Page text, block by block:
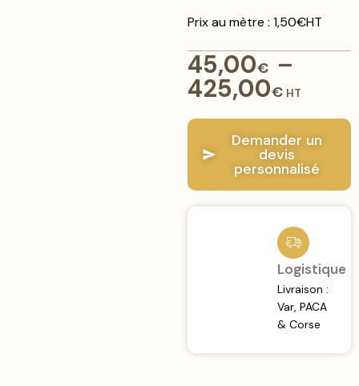
Prix au mètre : 1,50€HT
45,00€ –
425,00€ HT
Demander un
devis
personnalisé
Logistique
Livraison :
Var, PACA
& Corse